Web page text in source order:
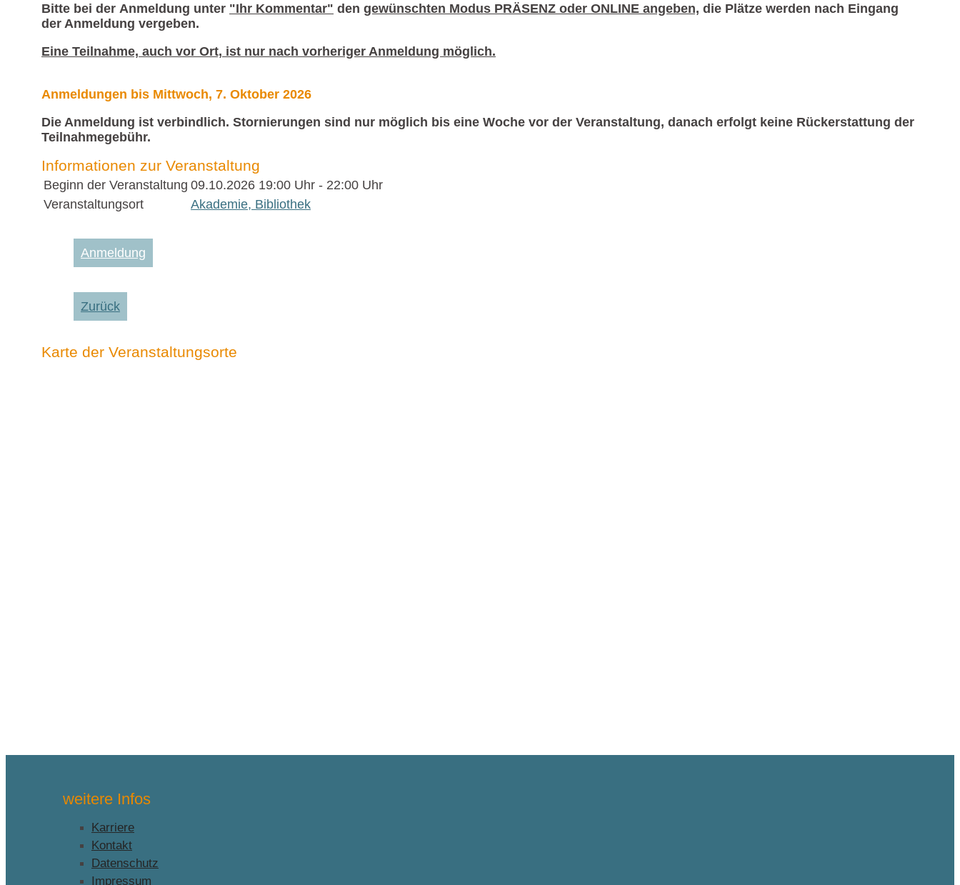
Bitte bei der Anmeldung unter "Ihr Kommentar" den gewünschten Modus PRÄSENZ oder ONLINE angeben, die Plätze werden nach Eingang
der Anmeldung vergeben.
Eine Teilnahme, auch vor Ort, ist nur nach vorheriger Anmeldung möglich.
Anmeldungen bis Mittwoch, 7. Oktober 2026
Die Anmeldung ist verbindlich. Stornierungen sind nur möglich bis eine Woche vor der Veranstaltung, danach erfolgt keine Rückerstattung der
Teilnahmegebühr.
Informationen zur Veranstaltung
Beginn der Veranstaltung 09.10.2026 19:00 Uhr - 22:00 Uhr
Veranstaltungsort
Akademie, Bibliothek
Anmeldung
Zurück
Karte der Veranstaltungsorte
weitere Infos
Karriere
Kontakt
Datenschutz
Impressum